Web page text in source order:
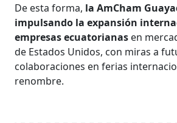
De esta forma, la AmCham
impulsando la expansión
empresas ecuatorianas en
de Estados Unidos, con miras a
colaboraciones en ferias
renombre.